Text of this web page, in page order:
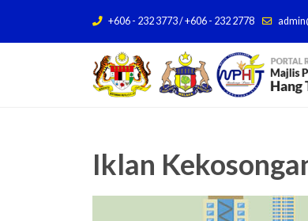
+606 - 232 3773 / +606 - 232 2778
Iklan